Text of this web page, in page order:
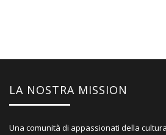
LA NOSTRA MISSION
Una comunità di appassionati della